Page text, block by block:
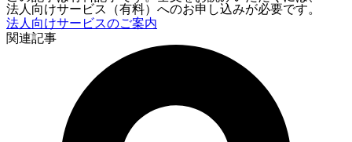
法人向けサービス（有料）へのお申し込みが必要です。
法人向けサービスのご案内
関連記事